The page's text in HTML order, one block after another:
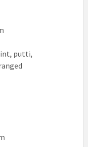
putti,